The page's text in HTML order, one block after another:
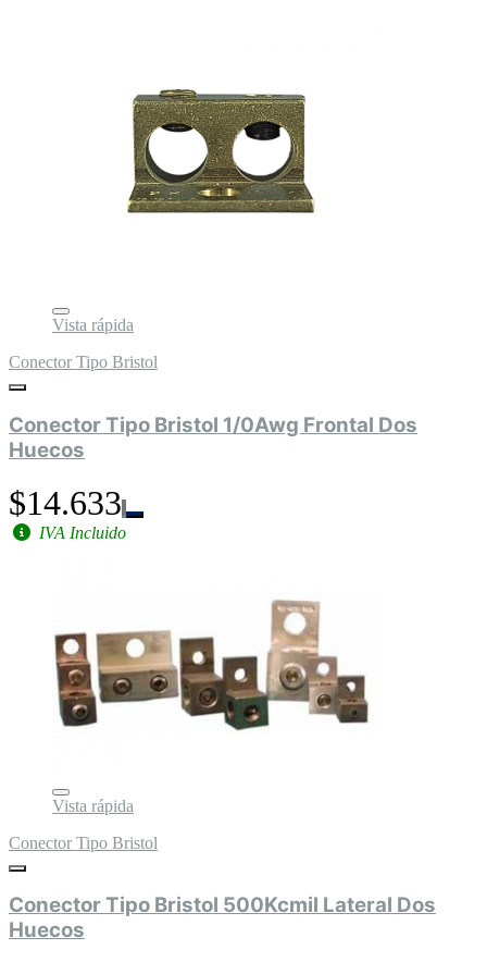
Vista rápida
Conector Tipo Bristol
Conector Tipo Bristol 1/0Awg Frontal Dos
Huecos
$14.633
IVA Incluido
Vista rápida
Conector Tipo Bristol
Conector Tipo Bristol 500Kcmil Lateral Dos
Huecos